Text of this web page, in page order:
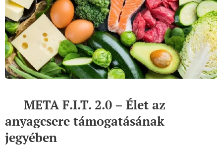
🔬 META F.I.T. 2.0 – Élet az
anyagcsere támogatásának
jegyében